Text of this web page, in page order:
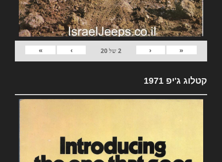
«
‹
2של20
›
»
קטלוג ג'יפ 1971